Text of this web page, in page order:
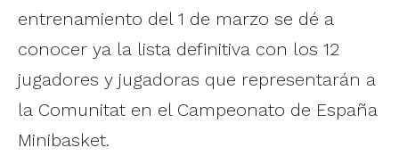
entrenamiento del 1 de marzo se dé a
conocer ya la lista definitiva con los 12
jugadores y jugadoras que representarán a
la Comunitat en el Campeonato de España
Minibasket.